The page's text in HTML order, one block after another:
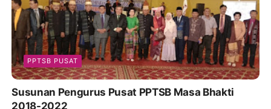
PPTSB PUSAT
Susunan Pengurus Pusat PPTSB Masa Bhakti
2018-2022